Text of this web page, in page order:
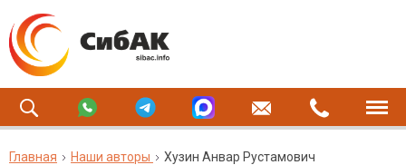
Главная Наши авторы Хузин Анвар Рустамович